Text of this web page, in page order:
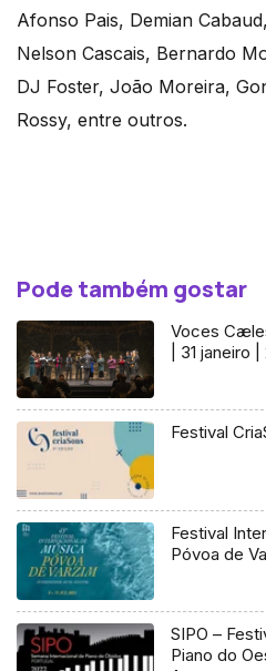
Afonso Pais, Demian
Nelson Cascais, Bernardo
DJ Foster, João Moreira,
Rossy, entre outros.
Pode também gostar
Voces
| 31 janeiro
Festival
Festival
Póvoa de
SIPO –
Piano do